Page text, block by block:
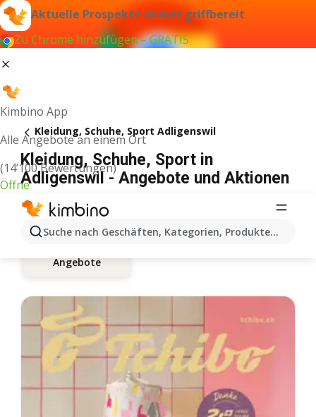
Aktuelle Prospekte immer griffbereit
Zu Chrome hinzufügen – GRATIS
Kimbino App
Alle Angebote an einem Ort
(14’100 Bewertungen)
Öffne
Suche nach Geschäften, Kategorien, Produkten...
Kleidung, Schuhe, Sport Adligenswil
Kleidung, Schuhe, Sport in
Adligenswil - Angebote und Aktionen
Angebote